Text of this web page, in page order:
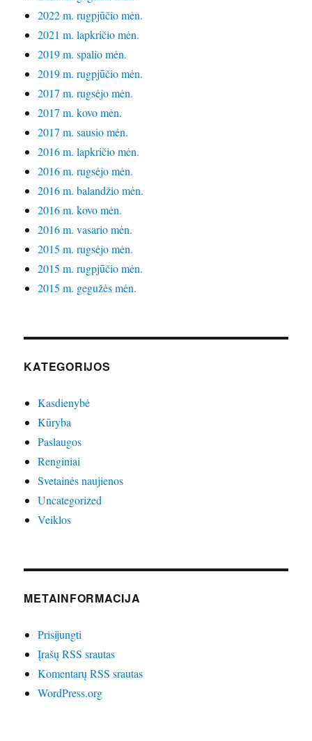
2022 m. rugpjūčio mėn.
2021 m. lapkričio mėn.
2019 m. spalio mėn.
2019 m. rugpjūčio mėn.
2017 m. rugsėjo mėn.
2017 m. kovo mėn.
2017 m. sausio mėn.
2016 m. lapkričio mėn.
2016 m. rugsėjo mėn.
2016 m. balandžio mėn.
2016 m. kovo mėn.
2016 m. vasario mėn.
2015 m. rugsėjo mėn.
2015 m. rugpjūčio mėn.
2015 m. gegužės mėn.
KATEGORIJOS
Kasdienybė
Kūryba
Paslaugos
Renginiai
Svetainės naujienos
Uncategorized
Veiklos
METAINFORMACIJA
Prisijungti
Įrašų RSS srautas
Komentarų RSS srautas
WordPress.org